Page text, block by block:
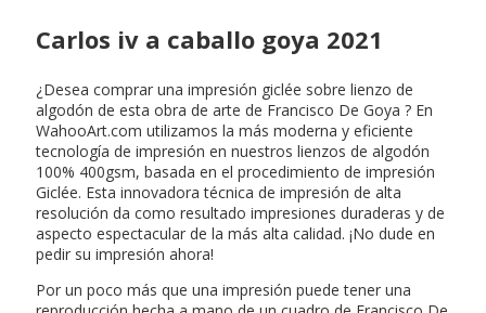
Carlos iv a caballo goya 2021
¿Desea comprar una impresión giclée sobre lienzo de
algodón de esta obra de arte de Francisco De Goya ? En
WahooArt.com utilizamos la más moderna y eficiente
tecnología de impresión en nuestros lienzos de algodón
100% 400gsm, basada en el procedimiento de impresión
Giclée. Esta innovadora técnica de impresión de alta
resolución da como resultado impresiones duraderas y de
aspecto espectacular de la más alta calidad. ¡No dude en
pedir su impresión ahora!
Por un poco más que una impresión puede tener una